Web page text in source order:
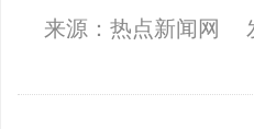
来源：热点新闻网